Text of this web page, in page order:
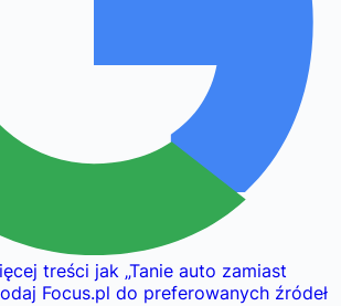
treści jak „Tanie auto zamiast
Focus.pl do preferowanych źródeł